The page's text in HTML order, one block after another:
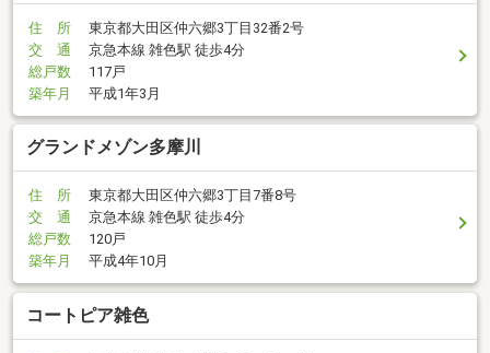
住 所
東京都大田区仲六郷3丁目32番2号
交 通
京急本線 雑色駅 徒歩4分
総戸数
117戸
築年月
平成1年3月
グランドメゾン多摩川
住 所
東京都大田区仲六郷3丁目7番8号
交 通
京急本線 雑色駅 徒歩4分
総戸数
120戸
築年月
平成4年10月
コートピア雑色